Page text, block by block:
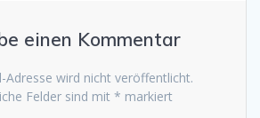
einen Kommentar
Adresse wird nicht veröffentlicht.
Felder sind mit * markiert